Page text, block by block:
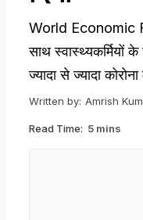
World Economic
साथ स्वास्थ्यकर्मियों
ज्यादा से ज्यादा
Written by: Amrish
Read Time: 5 mins